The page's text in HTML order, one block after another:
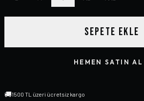
SEPETE EKLE
HEMEN SATIN AL
🚚1500 TL üzeri ücretsiz kargo